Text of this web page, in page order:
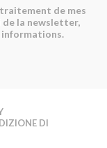
de mes
la newsletter,
informations.
DI